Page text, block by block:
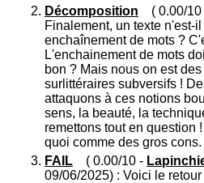
Décomposition ( 0.00/10
Finalement, un texte n'est-
enchaînement de mots ?
L'enchainement de mots
bon ? Mais nous on est
surlittéraires subversifs !
attaquons à ces notions
sens, la beauté, la
remettons tout en question
quoi comme des gros
FAIL ( 0.00/10 -
09/06/2025) : Voici le